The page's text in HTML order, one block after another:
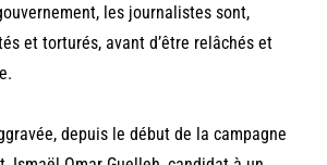
les journalistes sont,
et torturés, avant d’être relâchés et
depuis le début de la campagne